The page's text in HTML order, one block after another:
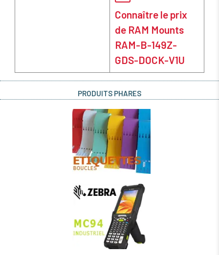
Connaître le prix
de RAM Mounts
RAM-B-149Z-
GDS-DOCK-V1U
PRODUITS PHARES